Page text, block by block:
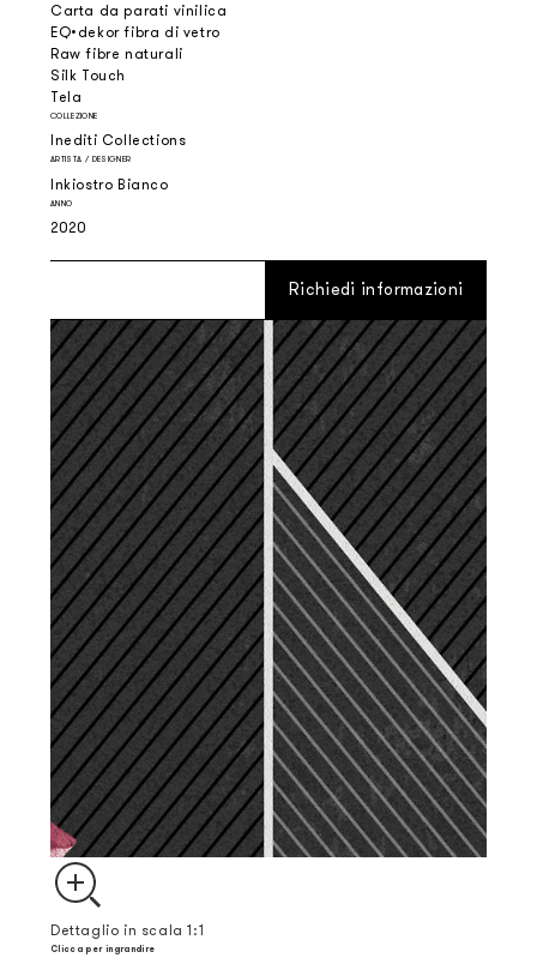
Carta da parati vinilica
EQ•dekor fibra di vetro
Raw fibre naturali
Silk Touch
Tela
COLLEZIONE
Inediti Collections
ARTISTA / DESIGNER
Inkiostro Bianco
ANNO
2020
Richiedi informazioni
Dettaglio in scala 1:1
Clicca per ingrandire